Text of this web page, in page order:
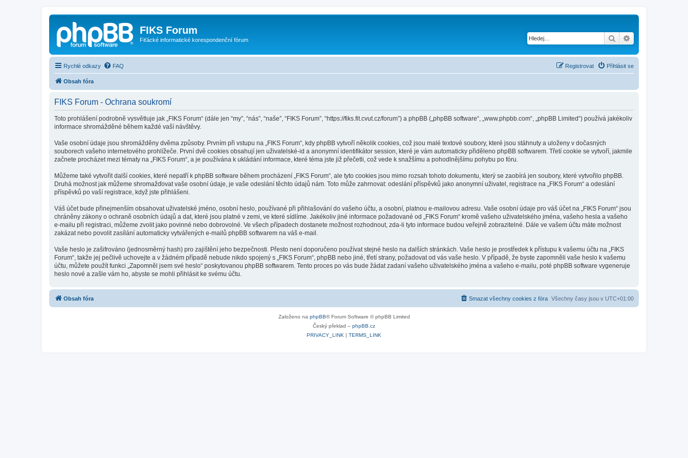
FIKS Forum
Fiťácké informatické korespondenční fórum Hledat
Rychlé odkazy FAQ Přihlásit se
Registrovat
Obsah fóra
FIKS Forum - Ochrana soukromí
Toto prohlášení podrobně vysvětluje jak „FIKS Forum“ (dále jen “my”, “nás”, “naše”, “FIKS Forum”, “https://fiks.fit.cvut.cz/forum”) a phpBB („phpBB software“, „www.phpbb.com“, „phpBB Limited“) používá jakékoliv
informace shromážděné během každé vaší návštěvy.
Vaše osobní údaje jsou shromážděny dvěma způsoby. Prvním při vstupu na „FIKS Forum“, kdy phpBB vytvoří několik cookies, což jsou malé textové soubory, které jsou stáhnuty a uloženy v dočasných
souborech vašeho internetového prohlížeče. První dvě cookies obsahují jen uživatelské-id a anonymní identifikátor session, které je vám automaticky přiděleno phpBB softwarem. Třetí cookie se vytvoří, jakmile
začnete procházet mezi tématy na „FIKS Forum“, a je používána k ukládání informace, které téma jste již přečetli, což vede k snažšímu a pohodlnějšímu pohybu po fóru.
Můžeme také vytvořit další cookies, které nepatří k phpBB software během procházení „FIKS Forum“, ale tyto cookies jsou mimo rozsah tohoto dokumentu, který se zaobírá jen soubory, které vytvořilo phpBB.
Druhá možnost jak můžeme shromažďovat vaše osobní údaje, je vaše odeslání těchto údajů nám. Toto může zahrnovat: odeslání příspěvků jako anonymní uživatel, registrace na „FIKS Forum“ a odeslání
příspěvků po vaší registrace, když jste přihlášeni.
Váš účet bude přinejmenším obsahovat uživatelské jméno, osobní heslo, používané při přihlašování do vašeho účtu, a osobní, platnou e-mailovou adresu. Vaše osobní údaje pro váš účet na „FIKS Forum“ jsou
chráněny zákony o ochraně osobních údajů a dat, které jsou platné v zemi, ve které sídlíme. Jakékoliv jiné informace požadované od „FIKS Forum“ kromě vašeho uživatelského jména, vašeho hesla a vašeho
e-mailu při registraci, můžeme zvolit jako povinné nebo dobrovolné. Ve všech případech dostanete možnost rozhodnout, zda-li tyto informace budou veřejně zobrazitelné. Dále ve vašem účtu máte možnost
zakázat nebo povolit zasílání automaticky vytvářených e-mailů phpBB softwarem na váš e-mail.
Vaše heslo je zašifrováno (jednosměrný hash) pro zajištění jeho bezpečnosti. Přesto není doporučeno používat stejné heslo na dalších stránkách. Vaše heslo je prostředek k přístupu k vašemu účtu na „FIKS
Forum“, takže jej pečlivě uchovejte a v žádném případě nebude nikdo spojený s „FIKS Forum“, phpBB nebo jiné, třetí strany, požadovat od vás vaše heslo. V případě, že byste zapomněli vaše heslo k vašemu
účtu, můžete použít funkci „Zapomněl jsem své heslo“ poskytovanou phpBB softwarem. Tento proces po vás bude žádat zadaní vašeho uživatelského jména a vašeho e-mailu, poté phpBB software vygeneruje
heslo nové a zašle vám ho, abyste se mohli přihlásit ke svému účtu.
Obsah fóra Všechny časy jsou v UTC+01:00
Smazat všechny cookies z fóra
Založeno na phpBB® Forum Software © phpBB Limited
Český překlad – phpBB.cz
PRIVACY_LINK | TERMS_LINK